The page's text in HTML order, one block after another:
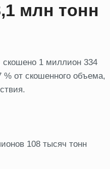
млн тонн
1 миллион 334
от скошенного объема,
108 тысяч тонн